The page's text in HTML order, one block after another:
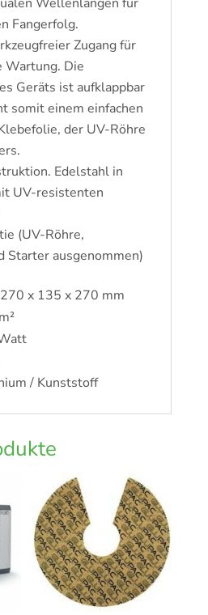
Fangerfolg.
Zugang für
Wartung. Die
Geräts ist aufklappbar
somit einem einfachen
der UV-Röhre
Edelstahl in
UV-resistenten
(UV-Röhre,
Starter ausgenommen)
x 135 x 270 mm
/ Kunststoff